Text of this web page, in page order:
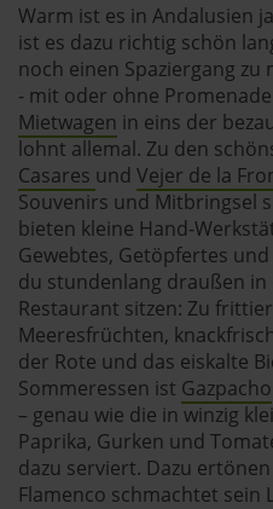
Warm ist es in Andalusien
ist es dazu richtig schön
noch einen Spaziergang
- mit oder ohne
Mietwagen in eins der
lohnt allemal. Zu den
Casares und Vejer de la
Souvenirs und Mitbringsel
bieten kleine Hand-
Gewebtes, Getöpfertes
du stundenlang draußen
Restaurant sitzen: Zu
Meeresfrüchten,
der Rote und das eiskalte
Sommeressen ist Gazpacho
– genau wie die in winzig
Paprika, Gurken und
dazu serviert. Dazu
Flamenco schmachtet sein